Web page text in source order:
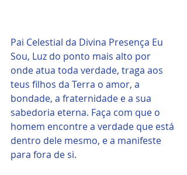
Pai Celestial da Divina Presença Eu
Sou, Luz do ponto mais alto por
onde atua toda verdade, traga aos
teus filhos da Terra o amor, a
bondade, a fraternidade e a sua
sabedoria eterna. Faça com que o
homem encontre a verdade que está
dentro dele mesmo, e a manifeste
para fora de si.